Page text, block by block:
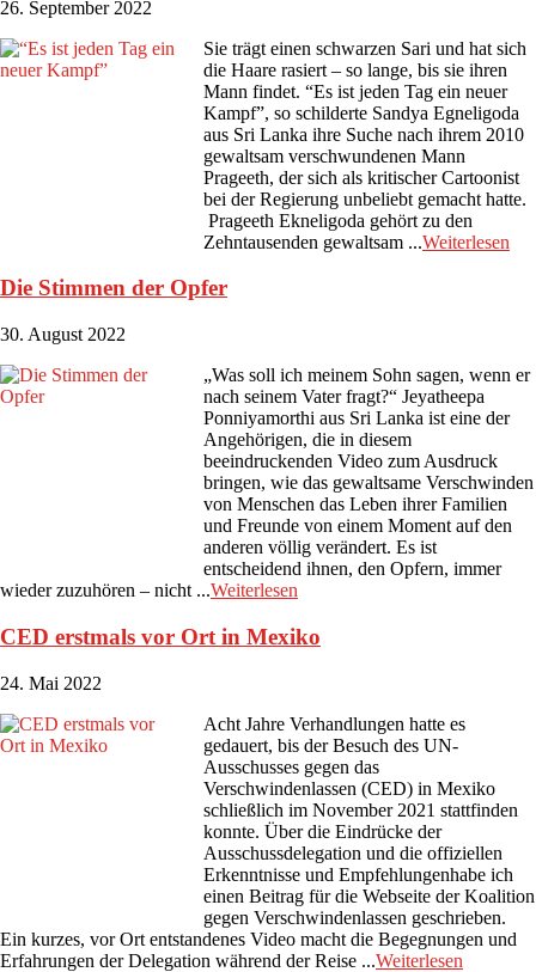
26. September 2022
Sie trägt einen schwarzen Sari und hat sich
die Haare rasiert – so lange, bis sie ihren
Mann findet. “Es ist jeden Tag ein neuer
Kampf”, so schilderte Sandya Egneligoda
aus Sri Lanka ihre Suche nach ihrem 2010
gewaltsam verschwundenen Mann
Prageeth, der sich als kritischer Cartoonist
bei der Regierung unbeliebt gemacht hatte.
Prageeth Ekneligoda gehört zu den
Zehntausenden gewaltsam ...Weiterlesen
Die Stimmen der Opfer
30. August 2022
„Was soll ich meinem Sohn sagen, wenn er
nach seinem Vater fragt?“ Jeyatheepa
Ponniyamorthi aus Sri Lanka ist eine der
Angehörigen, die in diesem
beeindruckenden Video zum Ausdruck
bringen, wie das gewaltsame Verschwinden
von Menschen das Leben ihrer Familien
und Freunde von einem Moment auf den
anderen völlig verändert. Es ist
entscheidend ihnen, den Opfern, immer
wieder zuzuhören – nicht ...Weiterlesen
CED erstmals vor Ort in Mexiko
24. Mai 2022
Acht Jahre Verhandlungen hatte es
gedauert, bis der Besuch des UN-
Ausschusses gegen das
Verschwindenlassen (CED) in Mexiko
schließlich im November 2021 stattfinden
konnte. Über die Eindrücke der
Ausschussdelegation und die offiziellen
Erkenntnisse und Empfehlungenhabe ich
einen Beitrag für die Webseite der Koalition
gegen Verschwindenlassen geschrieben.
Ein kurzes, vor Ort entstandenes Video macht die Begegnungen und
Erfahrungen der Delegation während der Reise ...Weiterlesen